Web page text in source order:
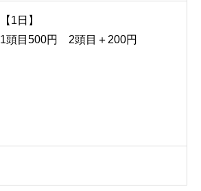
【1日】
1頭目500円 2頭目＋200円